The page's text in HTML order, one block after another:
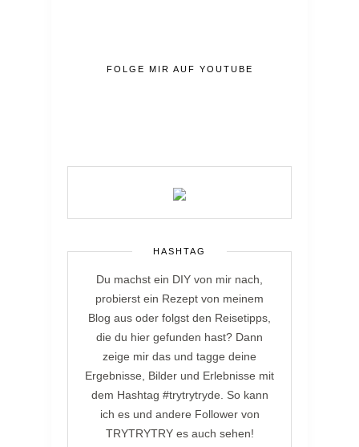
FOLGE MIR AUF YOUTUBE
HASHTAG
Du machst ein DIY von mir nach,
probierst ein Rezept von meinem
Blog aus oder folgst den Reisetipps,
die du hier gefunden hast? Dann
zeige mir das und tagge deine
Ergebnisse, Bilder und Erlebnisse mit
dem Hashtag #trytrytryde. So kann
ich es und andere Follower von
TRYTRYTRY es auch sehen!